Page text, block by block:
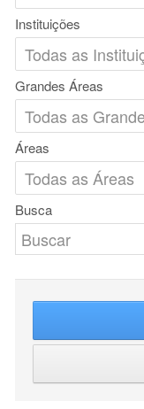
Instituições
Grandes Áreas
Áreas
Busca